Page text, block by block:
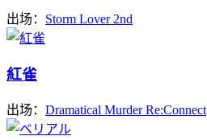
出场： Storm Lover 2nd
紅雀
出场： Dramatical Murder Re:Connect